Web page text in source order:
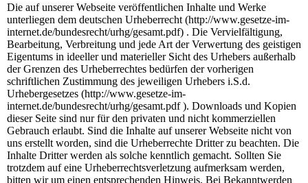
Die auf unserer Webseite veröffentlichen Inhalte und Werke
unterliegen dem deutschen Urheberrecht (http://www.gesetze-im-
internet.de/bundesrecht/urhg/gesamt.pdf) . Die Vervielfältigung,
Bearbeitung, Verbreitung und jede Art der Verwertung des geistigen
Eigentums in ideeller und materieller Sicht des Urhebers außerhalb
der Grenzen des Urheberrechtes bedürfen der vorherigen
schriftlichen Zustimmung des jeweiligen Urhebers i.S.d.
Urhebergesetzes (http://www.gesetze-im-
internet.de/bundesrecht/urhg/gesamt.pdf ). Downloads und Kopien
dieser Seite sind nur für den privaten und nicht kommerziellen
Gebrauch erlaubt. Sind die Inhalte auf unserer Webseite nicht von
uns erstellt worden, sind die Urheberrechte Dritter zu beachten. Die
Inhalte Dritter werden als solche kenntlich gemacht. Sollten Sie
trotzdem auf eine Urheberrechtsverletzung aufmerksam werden,
bitten wir um einen entsprechenden Hinweis. Bei Bekanntwerden